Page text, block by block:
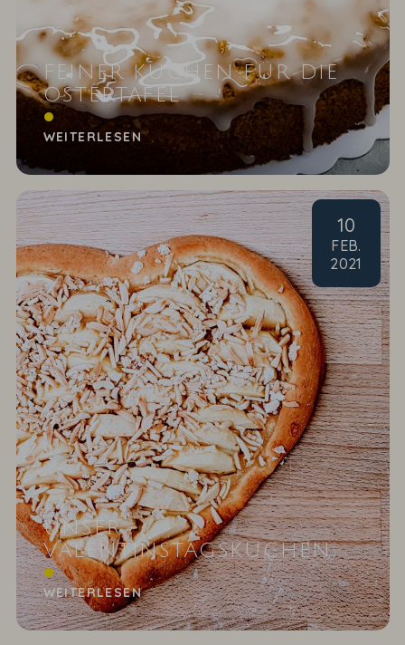
FEINER KUCHEN FÜR DIE
OSTERTAFEL
Karotten-Mandeltorte
WEITERLESEN
10
FEB.
2021
UNSER
VALENTINSTAGSKUCHEN
Dieses Rezept kommt von Herzen!
WEITERLESEN